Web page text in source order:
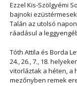
Ezzel Kis-Szölgyémi
bajnoki
Talán az utolsó
ráadásul a
Tóth Attila és Borda
24., 26., 7., 18.
vitorláztak a héten, a
mezőnyben remek